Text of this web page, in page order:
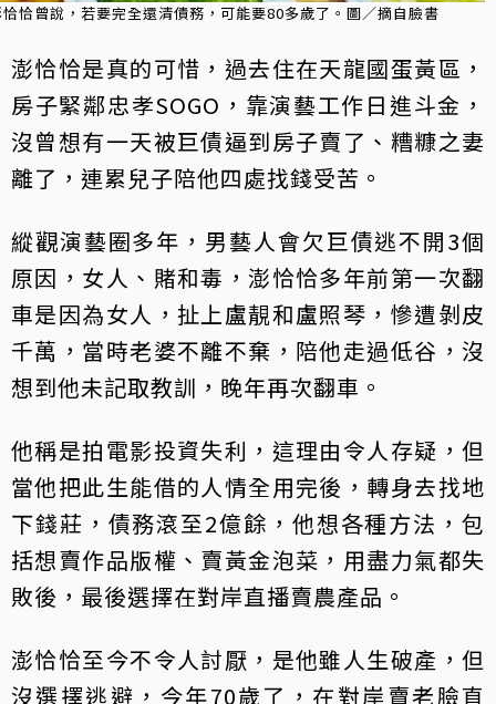
恰曾說，若要完全還清債務，可能要80多歲了。圖／摘自臉書
澎恰恰是真的可惜，過去住在天龍國蛋黃區，
房子緊鄰忠孝SOGO，靠演藝工作日進斗金，
沒曾想有一天被巨債逼到房子賣了、糟糠之妻
離了，連累兒子陪他四處找錢受苦。
縱觀演藝圈多年，男藝人會欠巨債逃不開3個
原因，女人、賭和毒，澎恰恰多年前第一次翻
車是因為女人，扯上盧靚和盧照琴，慘遭剝皮
千萬，當時老婆不離不棄，陪他走過低谷，沒
想到他未記取教訓，晚年再次翻車。
他稱是拍電影投資失利，這理由令人存疑，但
當他把此生能借的人情全用完後，轉身去找地
下錢莊，債務滾至2億餘，他想各種方法，包
括想賣作品版權、賣黃金泡菜，用盡力氣都失
敗後，最後選擇在對岸直播賣農產品。
澎恰恰至今不令人討厭，是他雖人生破產，但
沒選擇逃避，今年70歲了，在對岸賣老臉直